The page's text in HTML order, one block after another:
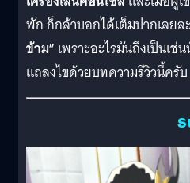
พัก ก็กล้าบอกได้เต็มปากเลยล
ข้าม” เพราะอะไรมันถึงเป็นเ
แถลงไขด้วยบทความรีวิวนี้ครั